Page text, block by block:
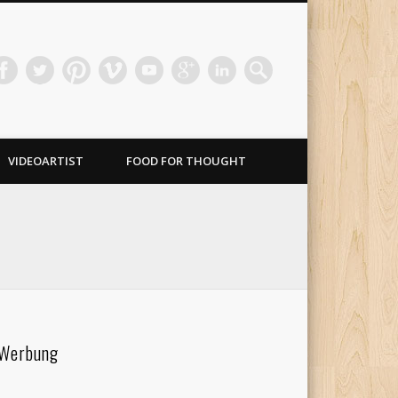
VIDEOARTIST FOOD FOR THOUGHT